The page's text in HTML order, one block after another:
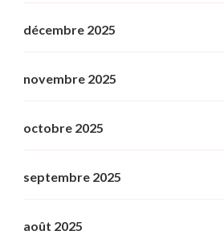
décembre 2025
novembre 2025
octobre 2025
septembre 2025
août 2025